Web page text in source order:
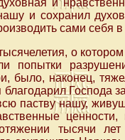
и
и сохранил
сами себя
о
попытки
было, наконец,
Господа
паству нашу,
тысячи